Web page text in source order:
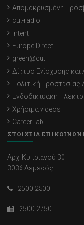
Απομακρυσμένη
cut-radio
Intent
Europe Direct
green@cut
Δίκτυο Ενίσχυσης
Πολιτική
Ενδοδικτυακή
Χρήσιμα videos
CareerLab
ΣΤΟΙΧΕΙΑ
Αρχ. Κυπριανού 30
3036 Λεμεσός
2500 2500
2500 2750